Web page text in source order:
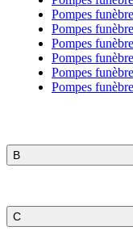
Pompes
Pompes
Pompes
Pompes
Pompes
Pompes
B
C